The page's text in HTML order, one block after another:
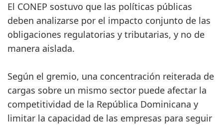
El CONEP sostuvo que las políticas públicas
deben analizarse por el impacto conjunto de las
obligaciones regulatorias y tributarias, y no de
manera aislada.
Según el gremio, una concentración reiterada de
cargas sobre un mismo sector puede afectar la
competitividad de la República Dominicana y
limitar la capacidad de las empresas para seguir